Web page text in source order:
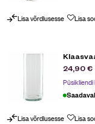
Lisa võrdlusesse Lisa
24,90€
Püsikliendi
Saadaval
Lisa võrdlusesse Lisa